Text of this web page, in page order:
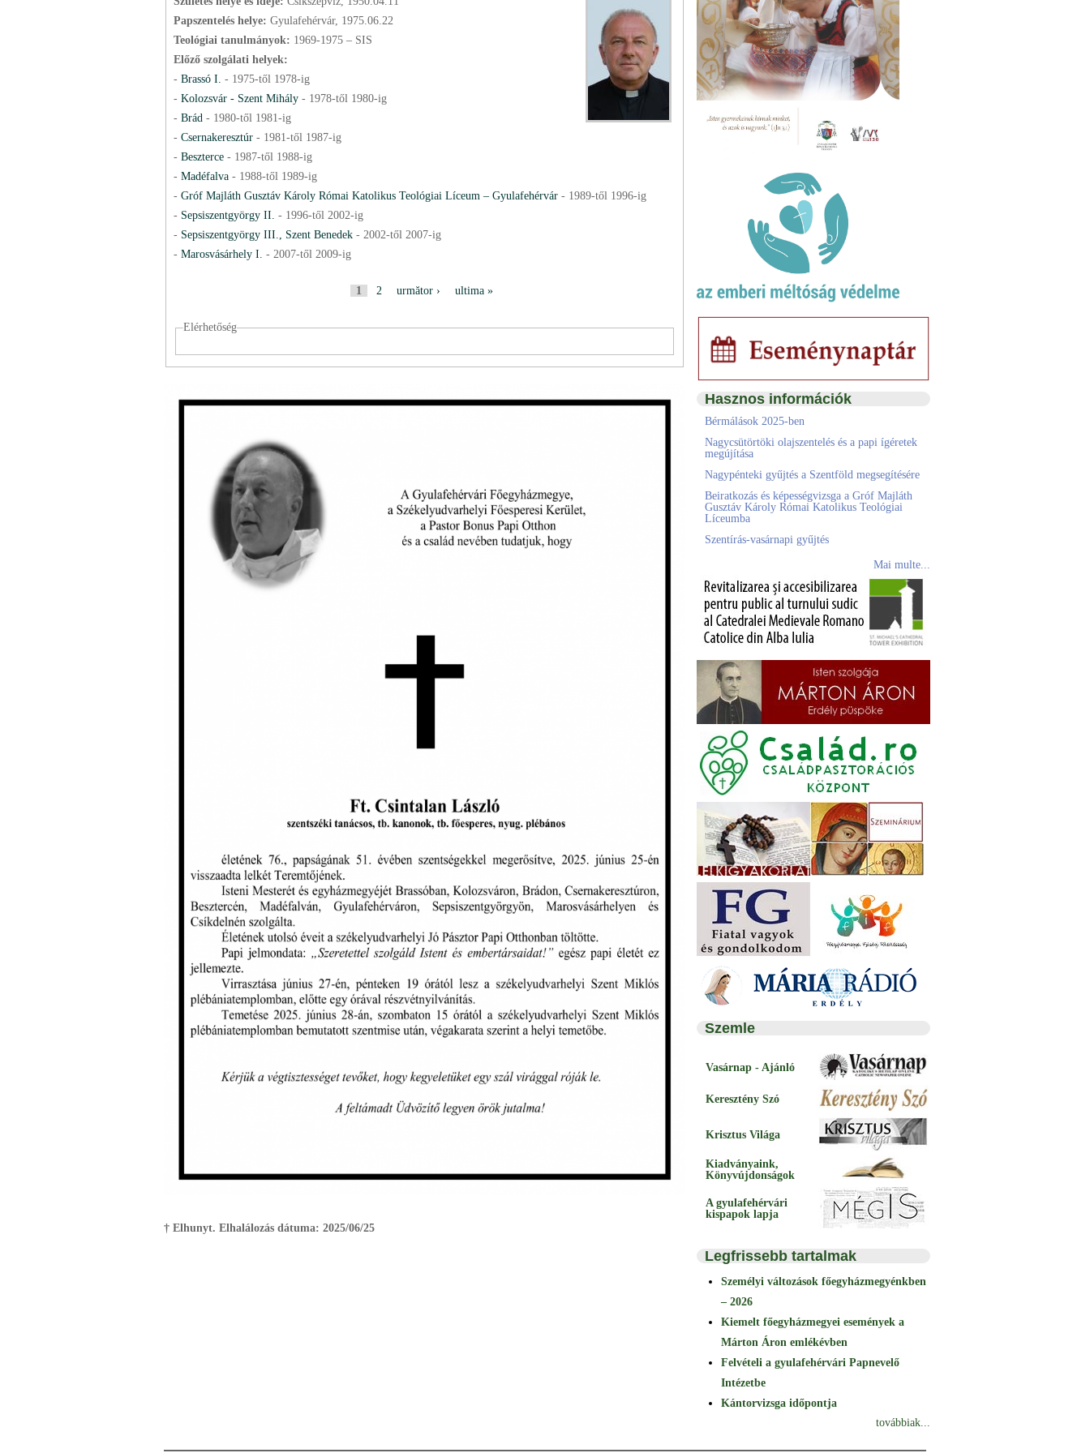
Papszentelés helye: Gyulafehérvár, 1975.06.22
Teológiai tanulmányok: 1969-1975 – SIS
Előző szolgálati helyek:
- Brassó I. - 1975-től 1978-ig
- Kolozsvár - Szent Mihály- 1978-től 1980-ig
- Brád - 1980-től 1981-ig
- Csernakeresztúr - 1981-től 1987-ig
- Beszterce - 1987-től 1988-ig
- Madéfalva - 1988-től 1989-ig
- Gróf Majláth Gusztáv Károly Római Katolikus Teológiai Líceum – Gyulafehérvár- 1989-től 1996-ig
- Sepsiszentgyörgy II. - 1996-től 2002-ig
- Sepsiszentgyörgy III., Szent Benedek - 2002-től 2007-ig
- Marosvásárhely I. - 2007-től 2009-ig
i
i
1 2 următor › ultima »
Elérhetőség
† Elhunyt. Elhalálozás dátuma: 2025/06/25
Hasznos információk
Bérmálások 2025-ben
Nagycsütörtöki olajszentelés és a papi ígéretek
megújítása
Nagypénteki gyűjtés a Szentföld megsegítésére
Beiratkozás és képességvizsga a Gróf Majláth
Gusztáv Károly Római Katolikus Teológiai
Líceumba
Szentírás-vasárnapi gyűjtés
Mai multe...
Szemle
Vasárnap - Ajánló
Keresztény Szó
Krisztus Világa
Kiadványaink,
Könyvújdonságok
A gyulafehérvári
kispapok lapja
Legfrissebb tartalmak
Személyi változások főegyházmegyénkben
– 2026
Kiemelt főegyházmegyei események a
Márton Áron emlékévben
Felvételi a gyulafehérvári Papnevelő
Intézetbe
Kántorvizsga időpontja
továbbiak...